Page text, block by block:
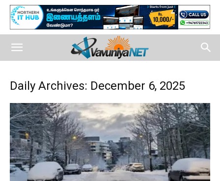
Daily Archives: December 6, 2025